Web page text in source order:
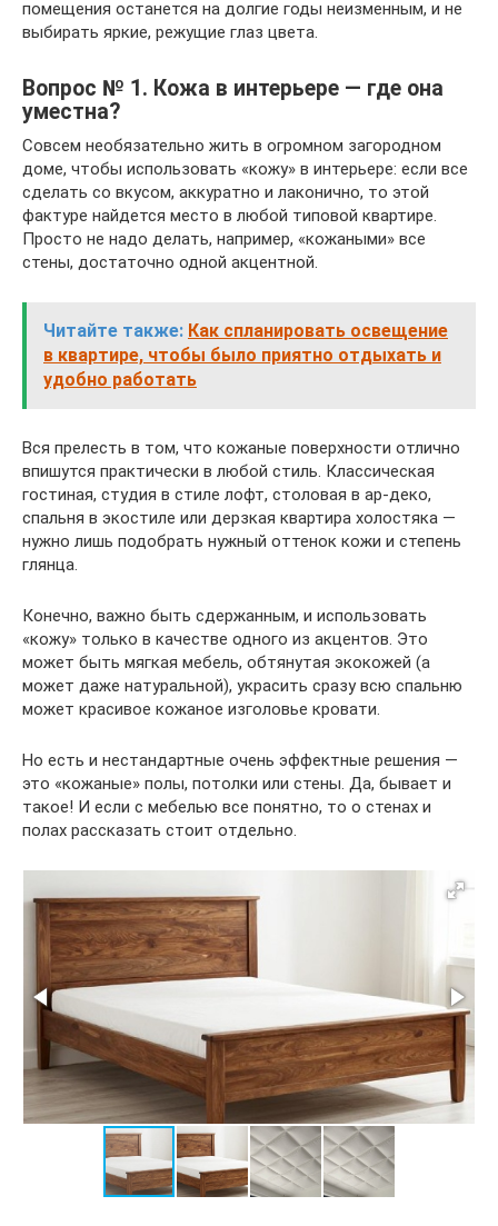
помещения останется на долгие годы неизменным, и не
выбирать яркие, режущие глаз цвета.
Вопрос № 1. Кожа в интерьере — где она
уместна?
Совсем необязательно жить в огромном загородном
доме, чтобы использовать «кожу» в интерьере: если все
сделать со вкусом, аккуратно и лаконично, то этой
фактуре найдется место в любой типовой квартире.
Просто не надо делать, например, «кожаными» все
стены, достаточно одной акцентной.
Читайте также: Как спланировать освещение
в квартире, чтобы было приятно отдыхать и
удобно работать
Вся прелесть в том, что кожаные поверхности отлично
впишутся практически в любой стиль. Классическая
гостиная, студия в стиле лофт, столовая в ар-деко,
спальня в экостиле или дерзкая квартира холостяка —
нужно лишь подобрать нужный оттенок кожи и степень
глянца.
Конечно, важно быть сдержанным, и использовать
«кожу» только в качестве одного из акцентов. Это
может быть мягкая мебель, обтянутая экокожей (а
может даже натуральной), украсить сразу всю спальню
может красивое кожаное изголовье кровати.
Но есть и нестандартные очень эффектные решения —
это «кожаные» полы, потолки или стены. Да, бывает и
такое! И если с мебелью все понятно, то о стенах и
полах рассказать стоит отдельно.